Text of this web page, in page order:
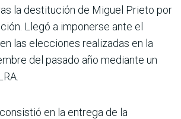
la destitución de Miguel Prieto por
Llegó a imponerse ante el
las elecciones realizadas en la
del pasado año mediante un
en la entrega de la